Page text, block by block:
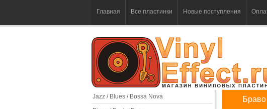
Главная Все пластинки Новые поступления
Jazz / Blues / Bossa Nova